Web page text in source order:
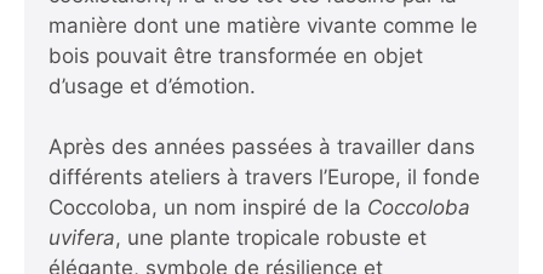
manière dont une matière vivante comme le
bois pouvait être transformée en objet
d’usage et d’émotion.
Après des années passées à travailler dans
différents ateliers à travers l’Europe, il fonde
Coccoloba, un nom inspiré de la Coccoloba
uvifera, une plante tropicale robuste et
élégante, symbole de résilience et